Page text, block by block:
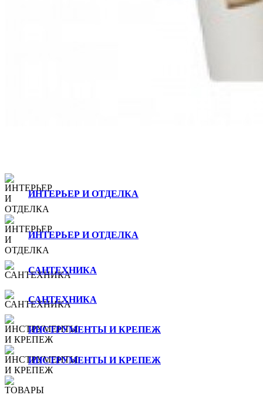
ИНТЕРЬЕР И ОТДЕЛКА
ИНТЕРЬЕР И ОТДЕЛКА
САНТЕХНИКА
САНТЕХНИКА
ИНСТРУМЕНТЫ И КРЕПЕЖ
ИНСТРУМЕНТЫ И КРЕПЕЖ